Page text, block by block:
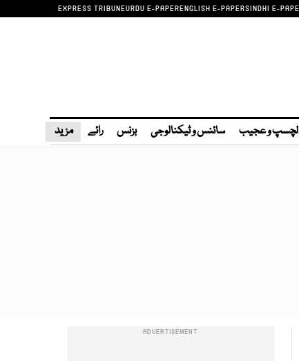
EXPRESS TRIBUNEURDU E-PAPERENGLISH E-PAPERSINDHI E-
و عجیب سائنس و ٹیکنالوجی بزنس رائے مزید